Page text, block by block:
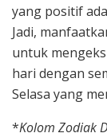
yang positif
Jadi,
untuk
hari dengan
Selasa yang
*Kolom Zodiak